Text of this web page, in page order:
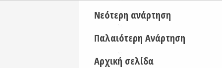
Νεότερη ανάρτηση
Παλαιότερη Ανάρτηση
Αρχική σελίδα